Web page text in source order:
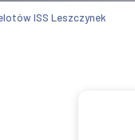
ISS Leszczynek